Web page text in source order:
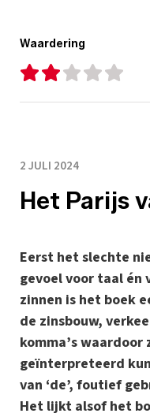
Waardering
2 JULI 2024
Het Parijs
Eerst het slechte
gevoel voor taal én
zinnen is het boek
de zinsbouw,
komma’s waardoor
geïnterpreteerd
van ‘de’, foutief
Het lijkt alsof het